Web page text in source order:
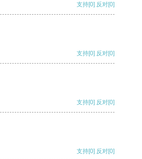
支持[0] 反对[0]
支持[0] 反对[0]
支持[0] 反对[0]
支持[0] 反对[0]